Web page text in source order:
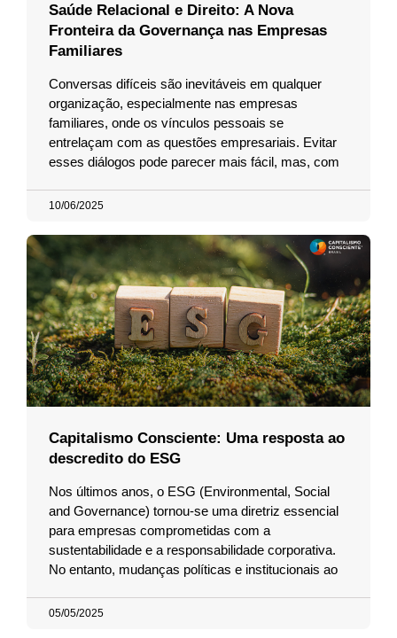
Saúde Relacional e Direito: A Nova
Fronteira da Governança nas Empresas
Familiares
Conversas difíceis são inevitáveis em qualquer
organização, especialmente nas empresas
familiares, onde os vínculos pessoais se
entrelaçam com as questões empresariais. Evitar
esses diálogos pode parecer mais fácil, mas, com
10/06/2025
Capitalismo Consciente: Uma resposta ao
descredito do ESG
Nos últimos anos, o ESG (Environmental, Social
and Governance) tornou-se uma diretriz essencial
para empresas comprometidas com a
sustentabilidade e a responsabilidade corporativa.
No entanto, mudanças políticas e institucionais ao
05/05/2025